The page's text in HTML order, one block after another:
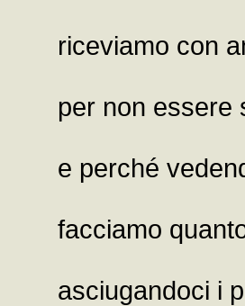
riceviamo con
per non essere
e perché
facciamo quanto
asciugandoci i